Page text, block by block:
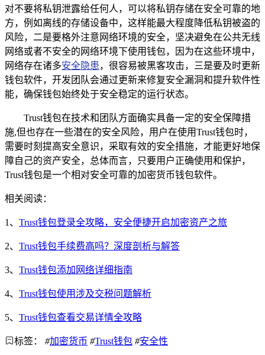
对不要将私钥泄露给任何人，可以将私钥存储在安全可靠的地
方，例如离线的存储设备中，这样能最大程度降低私钥被盗的
风险，二是要格外注意网络环境的安全，坚决避免在公共无线
网络或者不安全的网络环境下使用钱包，因为在这些环境中，
网络存在诸多安全隐患，很容易被黑客攻击，三是要及时更新
钱包软件，开发团队会通过更新来修复安全漏洞和提升软件性
能，确保钱包始终处于安全稳定的运行状态。
Trust钱包在技术和团队方面确实具备一定的安全保障措
施,但也存在一些潜在的安全风险，用户在使用Trust钱包时，
需要时刻提高安全意识，采取有效的安全措施，才能更好地保
障自己的资产安全，总体而言，只要用户正确使用和保护，
Trust钱包是一个相对安全可靠的加密货币钱包软件。
相关阅读：
1、 Trust钱包登录全攻略，安全便捷开启加密资产之旅
2、 Trust钱包手续费高吗？深度剖析与解答
3、 Trust钱包添加网络详细指南
4、 Trust钱包使用涉及交税问题解析
5、 Trust钱包查看交易详情全攻略
标签： #加密货币 #Trust钱包 #安全性